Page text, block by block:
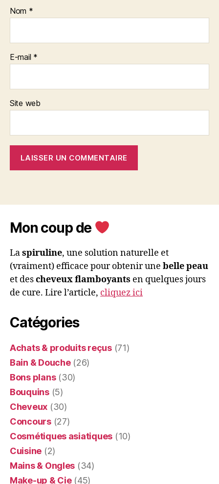
Nom *
E-mail *
Site web
Mon coup de
Laspiruline, une solution naturelle et
(vraiment) efficace pour obtenir une belle peau
et descheveux flamboyants en quelques jours
de cure. Lire l’article, cliquez ici
Catégories
Achats & produits reçus(71)
Bain & Douche(26)
Bons plans(30)
Bouquins(5)
Cheveux (30)
Concours(27)
Cosmétiques asiatiques (10)
Cuisine (2)
Mains & Ongles (34)
Make-up & Cie(45)